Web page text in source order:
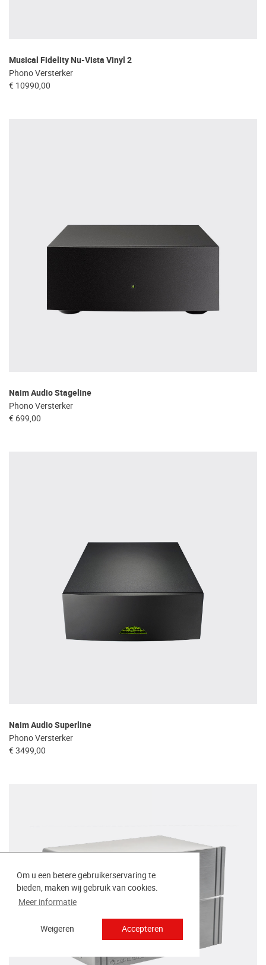
Om u een betere gebruikerservaring te
bieden, maken wij gebruik van cookies.
Meer informatie
Weigeren Accepteren
Musical Fidelity Nu-Vista Vinyl 2
Phono Versterker
€ 10990,00
Naim Audio Stageline
Phono Versterker
€ 699,00
Naim Audio Superline
Phono Versterker
€ 3499,00